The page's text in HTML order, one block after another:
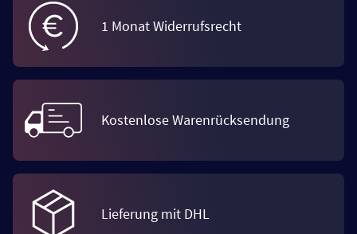
1 Monat Widerrufsrecht
Kostenlose Warenrücksendung
Lieferung mit DHL